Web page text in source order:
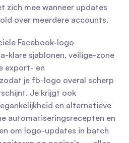
zich mee wanneer updates
over meerdere accounts.
Facebook-logo
klare sjablonen, veilige-zone
export- en
je fb-logo overal scherp
Je krijgt ook
en alternatieve
automatiseringsrecepten en
om logo-updates in batch